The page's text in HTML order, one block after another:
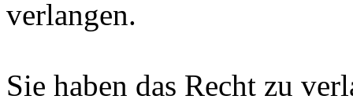
verlangen.
Sie haben das Recht zu